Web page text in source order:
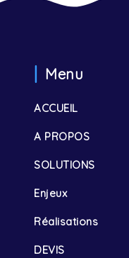
Menu
ACCUEIL
A PROPOS
SOLUTIONS
Enjeux
Réalisations
DEVIS